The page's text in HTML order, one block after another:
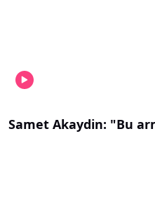
Samet Akaydin: "Bu